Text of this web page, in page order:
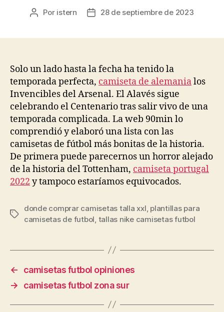
Autor
Por istern
Fecha28 de septiembre de 2023
Solo un lado hasta la fecha ha tenido la
temporada perfecta, camiseta de alemanialos
Invencibles del Arsenal. El Alavés sigue
celebrando el Centenario tras salir vivo de una
temporada complicada. La web 90min lo
comprendió y elaboró una lista con las
camisetas de fútbol más bonitas de la historia.
De primera puede parecernos un horror alejado
de la historia del Tottenham, camiseta portugal
2022 y tampoco estaríamos equivocados.
Etiquetas
donde comprar camisetas talla xxl plantillas para
camisetas de futbol tallas nike camisetas futbol
←
camisetas futbol opiniones
→
camisetas futbol zona sur